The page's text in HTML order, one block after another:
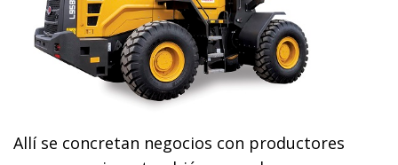
Allí se concretan negocios con productores